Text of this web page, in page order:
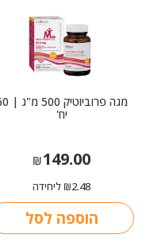
מגה
יח'
₪149.00
₪2.48 ליחידה
הוספה לסל